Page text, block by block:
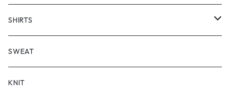
SHORT SLEEVE
LONG SLEEVE
SHIRTS
SHORT SLEEVE
LONG SLEEVE
SWEAT
KNIT